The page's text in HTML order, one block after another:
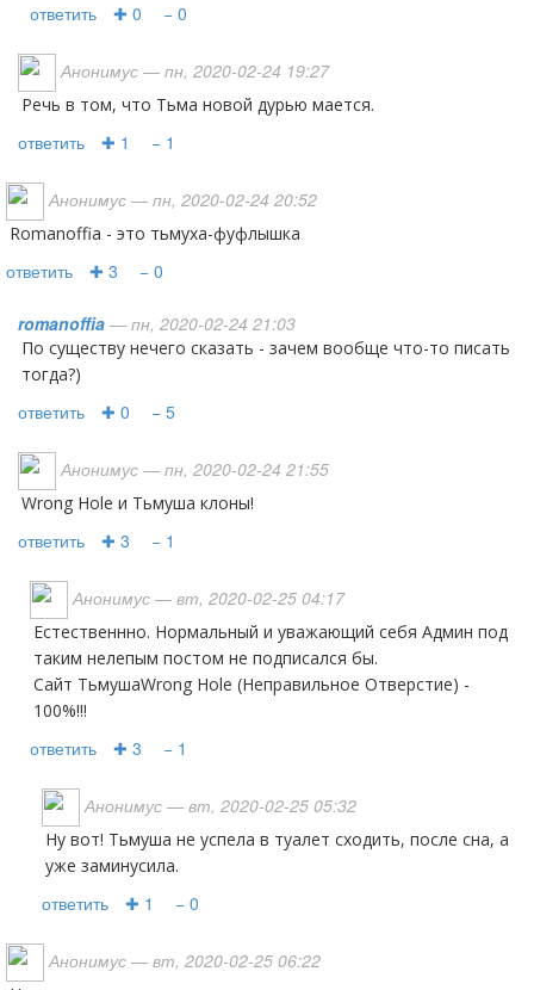
ответить ✚ 0 − 0
Анонимус — пн, 2020-02-24 19:27
Речь в том, что Тьма новой дурью мается.
ответить ✚ 1 − 1
Анонимус — пн, 2020-02-24 20:52
romanoffia - это тьмуха-фуфлышка
ответить ✚ 3 − 0
romanoffia — пн, 2020-02-24 21:03
По существу нечего сказать - зачем вообще что-то писать
тогда?)
ответить ✚ 0 − 5
Анонимус — пн, 2020-02-24 21:55
Wrong Hole и Тьмуша клоны!
ответить ✚ 3 − 1
Анонимус — вт, 2020-02-25 04:17
Естественнно. Нормальный и уважающий себя Админ под
таким нелепым постом не подписался бы.
Сайт ТьмушаWrong Hole (Неправильное Отверстие) -
100%!!!
ответить ✚ 3 − 1
Анонимус — вт, 2020-02-25 05:32
Ну вот! Тьмуша не успела в туалет сходить, после сна, а
уже заминусила.
ответить ✚ 1 − 0
Анонимус — вт, 2020-02-25 06:22